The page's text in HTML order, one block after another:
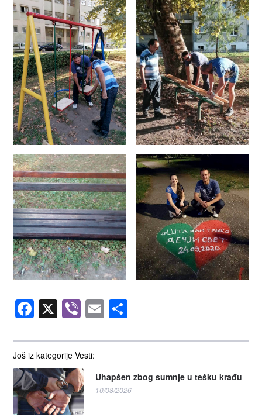
Još iz kategorije Vesti:
Uhapšen zbog sumnje u tešku krađu
10/08/2026
Facebook
X Viber
Email